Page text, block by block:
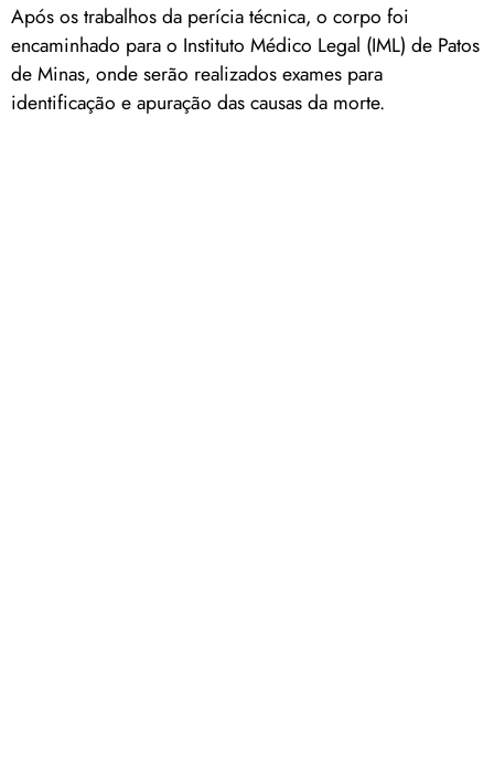
Após os trabalhos da perícia técnica, o corpo foi
encaminhado para o Instituto Médico Legal (IML) de Patos
de Minas, onde serão realizados exames para
identificação e apuração das causas da morte.